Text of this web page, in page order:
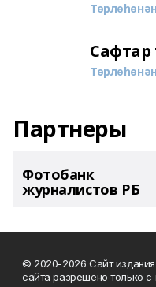
Партнеры
Фотобанк
журналистов РБ
© 2020-2026 Сайт
сайта разрешено только с